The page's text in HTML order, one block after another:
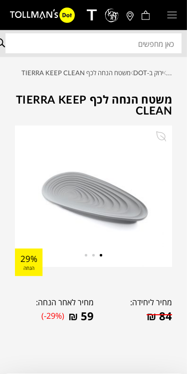
... ירוק ב-DOT משטח הנחה לכף TIERRA KEEP CLEAN
משטח הנחה לכף TIERRA KEEP
CLEAN
29%
הנחה
מחיר ליחידה:
₪84
מחיר לאחר הנחה:
₪ 59
(-29%)